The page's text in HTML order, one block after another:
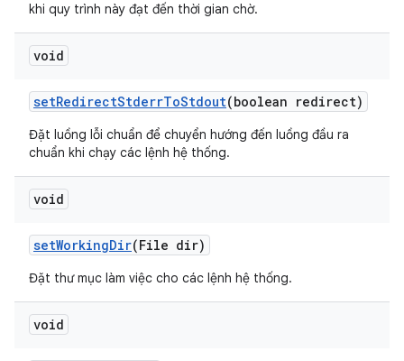
khi quy trình này đạt đến thời gian chờ.
void
setRedirectStderrToStdout(boolean redirect)
Đặt luồng lỗi chuẩn để chuyển hướng đến luồng đầu ra
chuẩn khi chạy các lệnh hệ thống.
void
setWorkingDir(File dir)
Đặt thư mục làm việc cho các lệnh hệ thống.
void